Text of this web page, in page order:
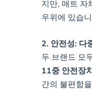
지만, 매트 자
우위에 있습
2. 안전성: 다
두 브랜드 모
11중 안전장
간의 불편함